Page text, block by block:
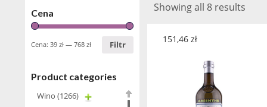
Cena
Filtr
Cena: 39 zł — 768 zł
Product categories
Wino (1266)
Showing all 8 results
151,46 zł